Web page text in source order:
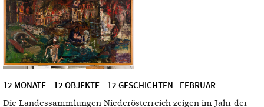
12 MONATE – 12 OBJEKTE – 12 GESCHICHTEN - FEBRUAR
Die Landessammlungen Niederösterreich zeigen im Jahr der